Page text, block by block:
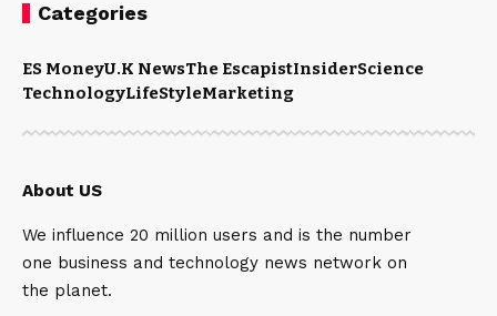
Categories
ES MoneyU.K NewsThe EscapistInsiderScience
TechnologyLifeStyleMarketing
About US
We influence 20 million users and is the number
one business and technology news network on
the planet.